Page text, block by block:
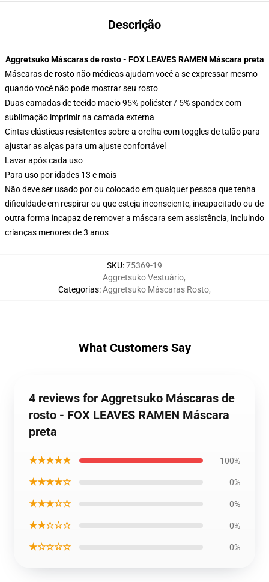
Descrição
Aggretsuko Máscaras de rosto - FOX LEAVES RAMEN Máscara preta
Máscaras de rosto não médicas ajudam você a se expressar mesmo
quando você não pode mostrar seu rosto
Duas camadas de tecido macio 95% poliéster / 5% spandex com
sublimação imprimir na camada externa
Cintas elásticas resistentes sobre-a orelha com toggles de talão para
ajustar as alças para um ajuste confortável
Lavar após cada uso
Para uso por idades 13 e mais
Não deve ser usado por ou colocado em qualquer pessoa que tenha
dificuldade em respirar ou que esteja inconsciente, incapacitado ou de
outra forma incapaz de remover a máscara sem assistência, incluindo
crianças menores de 3 anos
SKU:75369-19
Categorias:
Aggretsuko Vestuário,
Aggretsuko Máscaras Rosto,
What Customers Say
4 reviews for Aggretsuko Máscaras de
rosto - FOX LEAVES RAMEN Máscara
preta
★★★★★ 100%
★★★★☆ 0%
★★★☆☆ 0%
★★☆☆☆ 0%
★☆☆☆☆ 0%